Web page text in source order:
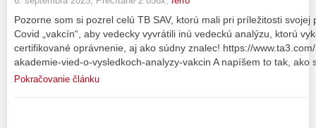
Pozorne som si pozrel celú TB SAV, ktorú mali pri príležitosti
Covid „vakcín“, aby vedecky vyvrátili inú vedeckú analýzu, ktorú
certifikované oprávnenie, aj ako súdny znalec! https://
akademie-vied-o-vysledkoch-analyzy-vakcin A napíšem to tak,
Pokračovanie článku